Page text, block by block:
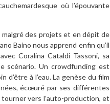
où l’épouvante
des projets et en dépit de
Baino nous apprend enfin qu’il
Coralina Cataldi Tassoni, sa
scénario. Un crowdfunding est
à l’eau. La genèse du film
écœuré par ses différentes
vers l’auto-production, et